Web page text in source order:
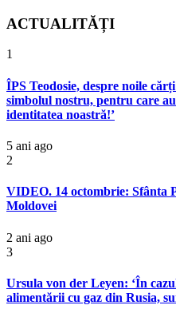
după:
ACTUALITĂȚI
1
ÎPS Teodosie, despre noile
simbolul nostru, pentru care
identitatea noastră!’
5 ani ago
2
VIDEO. 14 octombrie: Sfânta
Moldovei
2 ani ago
3
Ursula von der Leyen: ‘În
alimentării cu gaz din Rusia,